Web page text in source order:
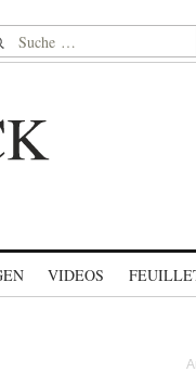
nach:
VIDEOS